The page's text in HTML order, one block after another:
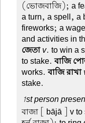
(ভোজবাজি); a
a turn, a spell, a
fireworks; a
and activities in
জেতা v. to win a
to stake.বাজি
works.বাজি রাখা
stake.
1st person
বাজা [ bājā ] v